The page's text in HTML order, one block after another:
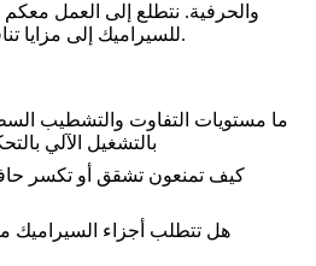
والحرفية. نتطلع إلى العمل معكم
للسيراميك إلى مزايا تنافسية ملموسة في منتجاتكم.
ما مستويات التفاوت والتشطيب
بالتشغيل الآلي
كيف تمنعون تشقق أو تكسر
هل تتطلب أجزاء السيراميك